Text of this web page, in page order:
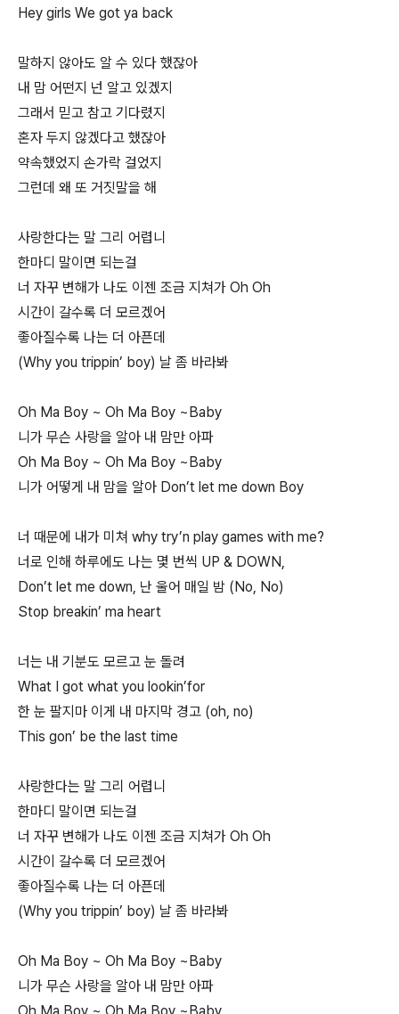
Hey girls We got ya back
말하지 않아도 알 수 있다 했잖아
내 맘 어떤지 넌 알고 있겠지
그래서 믿고 참고 기다렸지
혼자 두지 않겠다고 했잖아
약속했었지 손가락 걸었지
그런데 왜 또 거짓말을 해
사랑한다는 말 그리 어렵니
한마디 말이면 되는걸
너 자꾸 변해가 나도 이젠 조금 지쳐가 Oh Oh
시간이 갈수록 더 모르겠어
좋아질수록 나는 더 아픈데
(Why you trippin’ boy) 날 좀 바라봐
Oh Ma Boy ~ Oh Ma Boy ~Baby
니가 무슨 사랑을 알아 내 맘만 아파
Oh Ma Boy ~ Oh Ma Boy ~Baby
니가 어떻게 내 맘을 알아 Don’t let me down Boy
너 때문에 내가 미쳐 why try’n play games with me?
너로 인해 하루에도 나는 몇 번씩 UP & DOWN,
Don’t let me down, 난 울어 매일 밤 (No, No)
Stop breakin’ ma heart
너는 내 기분도 모르고 눈 돌려
What I got what you lookin’for
한 눈 팔지마 이게 내 마지막 경고 (oh, no)
This gon’ be the last time
사랑한다는 말 그리 어렵니
한마디 말이면 되는걸
너 자꾸 변해가 나도 이젠 조금 지쳐가 Oh Oh
시간이 갈수록 더 모르겠어
좋아질수록 나는 더 아픈데
(Why you trippin’ boy) 날 좀 바라봐
Oh Ma Boy ~ Oh Ma Boy ~Baby
니가 무슨 사랑을 알아 내 맘만 아파